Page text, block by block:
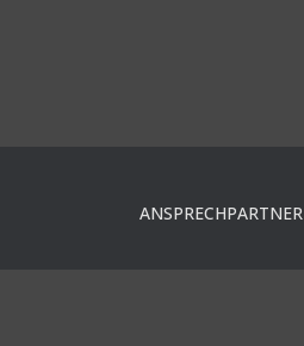
ANSPRECHPARTNER